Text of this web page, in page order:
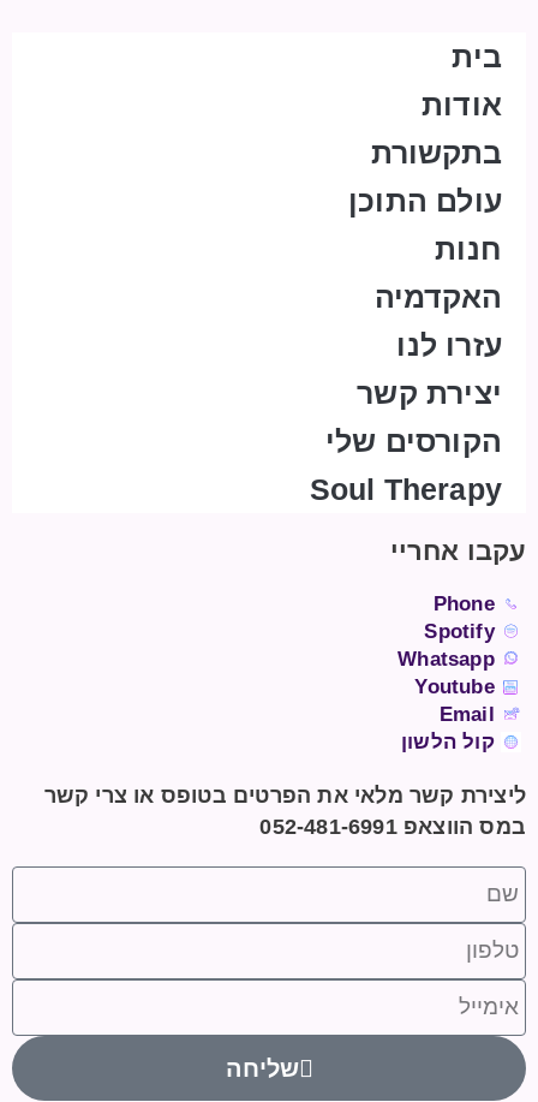
בית
אודות
בתקשורת
עולם התוכן
חנות
האקדמיה
עזרו לנו
יצירת קשר
הקורסים שלי
Soul Therapy
עקבו אחריי
Phone
Spotify
Whatsapp
Youtube
Email
קול הלשון
ליצירת קשר מלאי את הפרטים בטופס או צרי קשר
במס הווצאפ 052-481-6991
שליחה